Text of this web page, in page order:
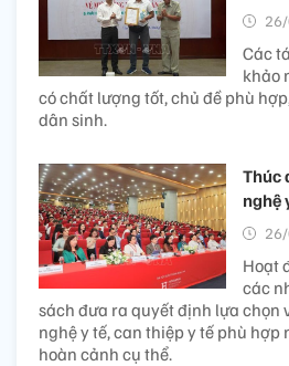
Các
khảo
có chất lượng tốt, chủ đề phù
dân sinh.
Thúc
nghệ
Hoạt
các
sách đưa ra quyết định lựa chọn
nghệ y tế, can thiệp y tế phù hợp
hoàn cảnh cụ thể.